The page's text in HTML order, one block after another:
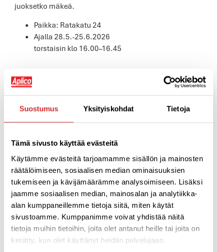
Suostumus Yksityiskohdat Tietoja
Tämä sivusto käyttää evästeitä
Käytämme evästeitä tarjoamamme sisällön ja mainosten
räätälöimiseen, sosiaalisen median ominaisuuksien
tukemiseen ja kävijämäärämme analysoimiseen. Lisäksi
jaamme sosiaalisen median, mainosalan ja analytiikka-
alan kumppaneillemme tietoja siitä, miten käytät
sivustoamme. Kumppanimme voivat yhdistää näitä
tietoja muihin tietoihin, joita olet antanut heille tai joita on
kerätty, kun olet käyttänyt heidän palvelujaan.
juoksetko mäkeä.
Paikka: Ratakatu 24
Ajalla 28.5.-25.6.2026
torstaisin klo 16.00–16.45
ÄIDIN JA
ISÄN
KUNTOTREENI – OTA VAUVA / TAAPERO MUKAAN!
Toiminnallinen ulkotreeni vanhemmille, jossa liikutaan
monipuolisesti kahvakuulien, kelkan, köysien ja
kehonpainoharjoitteiden avulla. Tunti kehittää voimaa,